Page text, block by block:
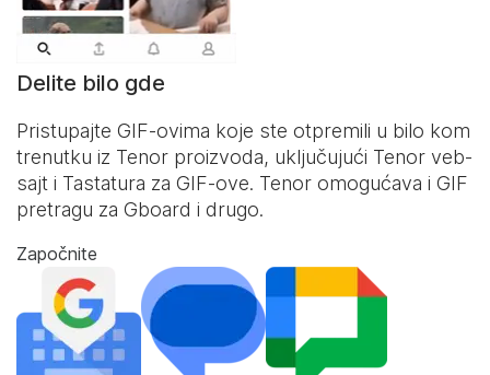
Delite bilo gde
Pristupajte GIF-ovima koje ste otpremili u bilo kom
trenutku iz Tenor proizvoda, uključujući Tenor veb-
sajt i Tastatura za GIF-ove. Tenor omogućava i GIF
pretragu za Gboard i drugo.
Započnite